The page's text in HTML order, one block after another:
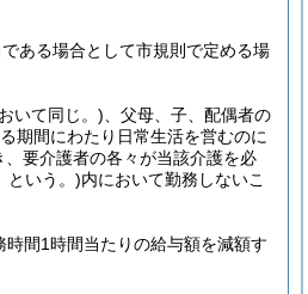
ある場合として市規則で定める場
いて同じ。) 、父母、子、配偶者の
期間にわたり日常生活を営むのに
要介護者の各々が当該介護を必
という。)内において勤務しないこ
時間1時間当たりの給与額を減額す